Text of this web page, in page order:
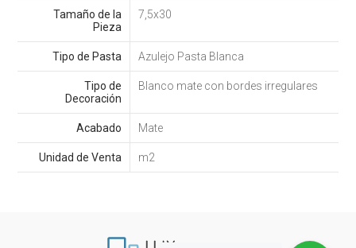
Tamaño de la
Pieza
7,5x30
Tipo de Pasta Azulejo Pasta Blanca
Tipo de
Decoración
Blanco mate con bordes irregulares
Acabado Mate
Unidad de Venta m2